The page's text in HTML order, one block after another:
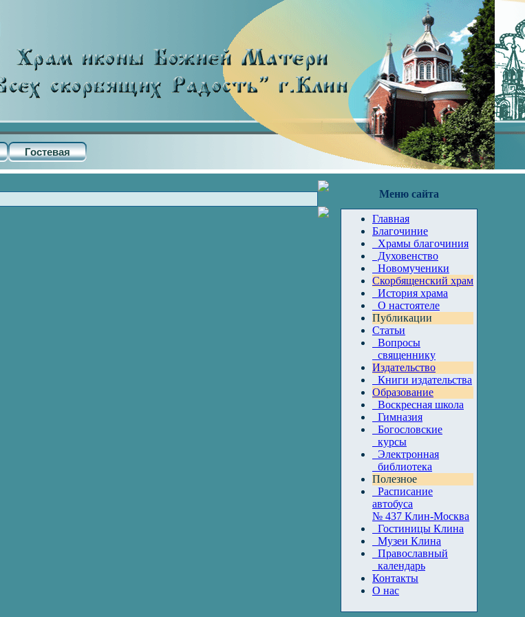
Гостевая
Меню сайта
Главная
Благочиние
Храмы благочиния
Духовенство
Новомученики
Скорбященский храм
История храма
О настоятеле
Публикации
Статьи
Вопросы
священнику
Издательство
Книги издательства
Образование
Воскресная школа
Гимназия
Богословские
курсы
Электронная
библиотека
Полезное
Расписание
автобуса
№ 437 Клин-Москва
Гостиницы Клина
Музеи Клина
Православный
календарь
Контакты
О нас